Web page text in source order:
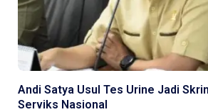
Andi Satya Usul Tes Urine Jadi
Serviks Nasional